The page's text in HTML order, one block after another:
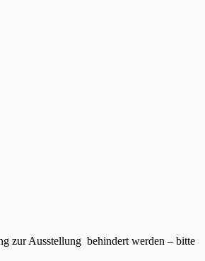
zur Ausstellung behindert werden – bitte